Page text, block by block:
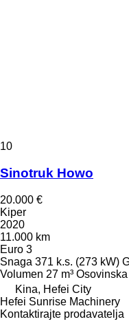
10
Sinotruk Howo
20.000 €
Kiper
2020
11.000 km
Euro 3
Snaga 371 k.s. (273 kW)
Volumen 27 m³
Kina, Hefei City
Hefei Sunrise Machinery
Kontaktirajte prodavatelja